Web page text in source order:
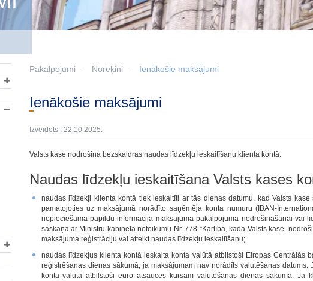
Pakalpojumi Norēķini Ienākošie maksājumi
Ienākošie maksājumi
Izveidots : 22.10.2025.
Valsts kase nodrošina bezskaidras naudas līdzekļu ieskaitīšanu klienta kontā.
Naudas līdzekļu ieskaitīšana Valsts kases
naudas līdzekļi klienta kontā tiek ieskaitīti ar tās dienas datumu, kad Valsts
pamatojoties uz maksājumā norādīto saņēmēja konta numuru (IBAN-
nepieciešama papildu informācija maksājuma pakalpojuma nodrošināšanai vai
saskaņā ar Ministru kabineta noteikumu Nr. 778 “Kārtība, kādā Valsts kase
maksājuma reģistrāciju vai atteikt naudas līdzekļu ieskaitīšanu;
naudas līdzekļus klienta kontā ieskaita konta valūtā atbilstoši Eiropas Centrālās
reģistrēšanas dienas sākumā, ja maksājumam nav norādīts valutēšanas
konta valūtā atbilstoši euro atsauces kursam valutēšanas dienas sākumā.